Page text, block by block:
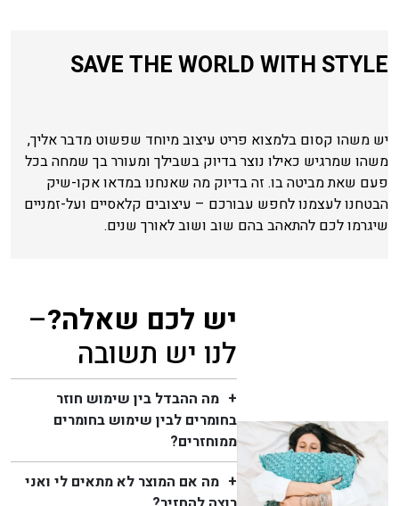
SAVE THE WORLD WITH STYLE
יש משהו קסום בלמצוא פריט עיצוב מיוחד שפשוט מדבר אליך,
משהו שמרגיש כאילו נוצר בדיוק בשבילך ומעורר בך שמחה בכל
פעם שאת מביטה בו. זה בדיוק מה שאנחנו במדאו אקו-שיק
הבטחנו לעצמנו לחפש עבורכם – עיצובים קלאסיים ועל-זמניים
שיגרמו לכם להתאהב בהם שוב ושוב לאורך שנים.
יש לכם שאלה?–
לנו יש תשובה
מה ההבדל בין שימוש חוזר
בחומרים לבין שימוש בחומרים
ממוחזרים?
מה אם המוצר לא מתאים לי ואני